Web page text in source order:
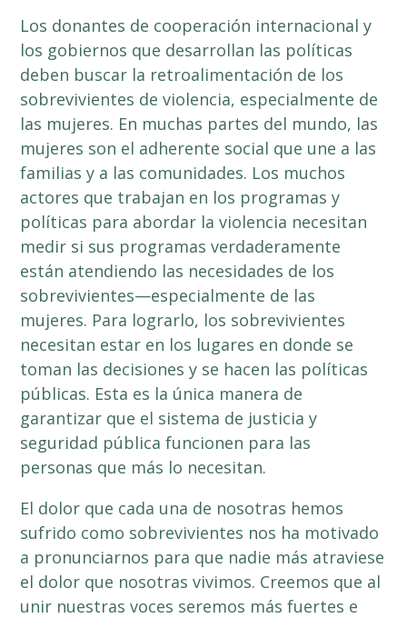
Los donantes de cooperación internacional y
los gobiernos que desarrollan las políticas
deben buscar la retroalimentación de los
sobrevivientes de violencia, especialmente de
las mujeres. En muchas partes del mundo, las
mujeres son el adherente social que une a las
familias y a las comunidades. Los muchos
actores que trabajan en los programas y
políticas para abordar la violencia necesitan
medir si sus programas verdaderamente
están atendiendo las necesidades de los
sobrevivientes—especialmente de las
mujeres. Para lograrlo, los sobrevivientes
necesitan estar en los lugares en donde se
toman las decisiones y se hacen las políticas
públicas. Esta es la única manera de
garantizar que el sistema de justicia y
seguridad pública funcionen para las
personas que más lo necesitan.
El dolor que cada una de nosotras hemos
sufrido como sobrevivientes nos ha motivado
a pronunciarnos para que nadie más atraviese
el dolor que nosotras vivimos. Creemos que al
unir nuestras voces seremos más fuertes e